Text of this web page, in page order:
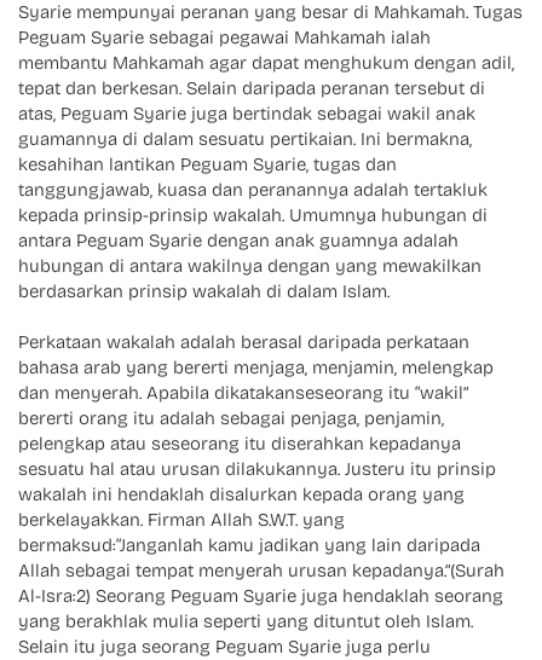
Syarie mempunyai peranan yang besar di Mahkamah. Tugas
Peguam Syarie sebagai pegawai Mahkamah ialah
membantu Mahkamah agar dapat menghukum dengan adil,
tepat dan berkesan. Selain daripada peranan tersebut di
atas, Peguam Syarie juga bertindak sebagai wakil anak
guamannya di dalam sesuatu pertikaian. Ini bermakna,
kesahihan lantikan Peguam Syarie, tugas dan
tanggungjawab, kuasa dan peranannya adalah tertakluk
kepada prinsip-prinsip wakalah. Umumnya hubungan di
antara Peguam Syarie dengan anak guamnya adalah
hubungan di antara wakilnya dengan yang mewakilkan
berdasarkan prinsip wakalah di dalam Islam.
Perkataan wakalah adalah berasal daripada perkataan
bahasa arab yang bererti menjaga, menjamin, melengkap
dan menyerah. Apabila dikatakanseseorang itu “wakil”
bererti orang itu adalah sebagai penjaga, penjamin,
pelengkap atau seseorang itu diserahkan kepadanya
sesuatu hal atau urusan dilakukannya. Justeru itu prinsip
wakalah ini hendaklah disalurkan kepada orang yang
berkelayakkan. Firman Allah S.W.T. yang
bermaksud:“Janganlah kamu jadikan yang lain daripada
Allah sebagai tempat menyerah urusan kepadanya.”(Surah
Al-Isra:2) Seorang Peguam Syarie juga hendaklah seorang
yang berakhlak mulia seperti yang dituntut oleh Islam.
Selain itu juga seorang Peguam Syarie juga perlu